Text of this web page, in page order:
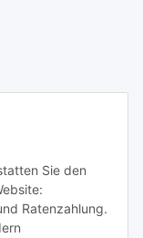
Sie den
Ratenzahlung.